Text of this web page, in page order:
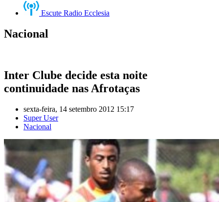
Escute Radio Ecclesia
Nacional
Inter Clube decide esta noite
continuidade nas Afrotaças
sexta-feira, 14 setembro 2012 15:17
Super User
Nacional